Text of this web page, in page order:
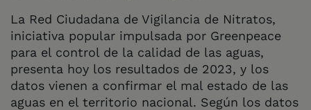
La Red Ciudadana de Vigilancia de Nitratos,
iniciativa popular impulsada por Greenpeace
para el control de la calidad de las aguas,
presenta hoy los resultados de 2023, y los
datos vienen a confirmar el mal estado de las
aguas en el territorio nacional. Según los datos